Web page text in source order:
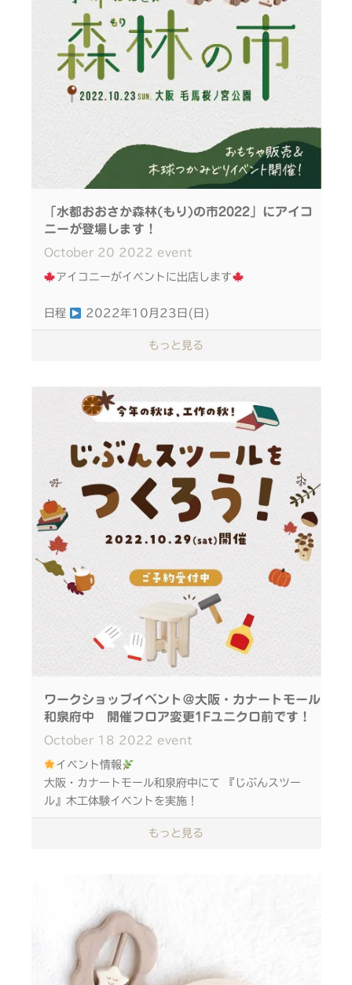
〒651-2412 兵庫県神戸市西区竜が岡１丁目２
１−１
■参加費 2,000円(税込/個)
大人のみの参加/親子参加 可能 未就学児のお子様は
保護者も一緒にご参加ください
こちらのリンクよりお申込みできます！
https://linktr.ee/ikonih_official
※事前予約は前日11/18まで
※空席があれば当日参加可能です！
ご予約お待ちしております！
TEL:06-6260-7152 (平日10:00〜16:00)
#コミュニケーションを生むおもちゃ#木のおもちゃ
木のおもちゃ#おうちあそび#知育玩具#じぶんスツ
【岡山】
岡山天満屋 7階 催場
11/16～11/21 10:00～18:00 17:00
【東京】
湘南蔦屋書店
松坂屋名古屋店
5階イベントスペース 11/23～11/28
ぜひ国産檜の柔らかさ、温もりを 直に体験いただけ
国産檜でできた無塗装のおもちゃIKONIH。 無塗装
だから、直にその香りや感触を感じられます
※万全な感染予防対策の上実施しております。 ご来
場の際は、マスクの着用・アルコール消毒など ご協
力のほど、何卒よろしくお願い致します
「水都おおさか森林(もり)の市2022」にアイコ
ニーが登場します！
October 20 2022 event
アイコニーがイベントに出店します
日程
2022年10月23日(日)
場所
大阪市都島区 毛馬桜宮公園にて
10:00〜15:30
野外イベント「水都おおさか森林(もり)の市
2022」に アイコニーが出店します
国産檜を使ったおもちゃの柔らかさ、温もり、香りを
直に体験いただければと思います
お子さまに大人気の「木球つかみ取り」も開催！
アイコニーだけでなく、 ミニコンサートやキッズボ
ート乗船体験、 紙芝居読み聞かせ、ジビエ料理など
大人から子どもまで楽しめるコンテンツがたくさん
ぜひ遊びに来てください
※万全な感染予防対策の上実施しております。 ご来
場の際は、マスクの着用・アルコール消毒など ご協
もっと見る
ワークショップイベント＠大阪・カナートモール
和泉府中 開催フロア変更1Fユニクロ前です！
October 18 2022 event
イベント情報
大阪・カナートモール和泉府中にて 『じぶんスツー
ル』木工体験イベントを実施！
ご予約受付中！お申し込みはこちらから！
しめる！ スツールづくりを体験していただきます♩
刃物などを使わず 木工接着剤とゴムハンマーで製作
するため 安心してご参加いただけます
もっと見る